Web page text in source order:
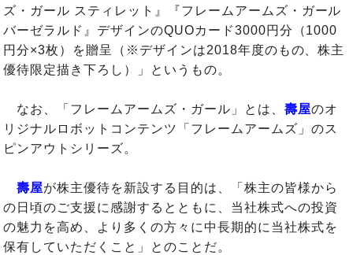
ズ・ガール スティレット』『フレームアームズ・ガール
バーゼラルド』デザインのQUOカード3000円分（1000
円分×3枚）を贈呈（※デザインは2018年度のもの、株主
優待限定描き下ろし）」というもの。
なお、「フレームアームズ・ガール」とは、 壽屋のオ
リジナルロボットコンテンツ「フレームアームズ」のス
ピンアウトシリーズ。
壽屋が株主優待を新設する目的は、「株主の皆様から
の日頃のご支援に感謝するとともに、当社株式への投資
の魅力を高め、より多くの方々に中長期的に当社株式を
保有していただくこと」とのことだ。